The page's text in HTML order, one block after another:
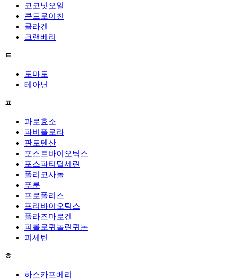
코코넛오일
콘드로이친
콜라겐
크랜베리
ㅌ
토마토
테아닌
ㅍ
파로효소
파비플로라
판토텐산
포스트바이오틱스
포스파티딜세린
폴리코사놀
푸룬
프로폴리스
프리바이오틱스
플라즈마로겐
피롤로퀴놀린퀴논
피세틴
ㅎ
하스카프베리